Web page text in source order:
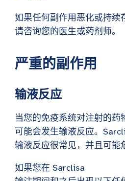
如果任何副作用恶化或持续
请咨询您的医生或药剂师。
严重的副作用
输液反应
当您的免疫系统对注射的药
可能会发生输液反应。
输液反应很常见，并且可能
如果您在 Sarclisa